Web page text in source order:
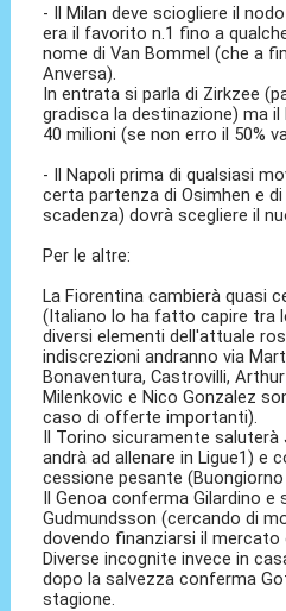
- Il Milan deve sciogliere il
era il favorito n.1 fino a
nome di Van Bommel (che a
Anversa).
In entrata si parla di Zirkzee
gradisca la destinazione) ma
40 milioni (se non erro il 50%
- Il Napoli prima di qualsiasi
certa partenza di Osimhen e
scadenza) dovrà scegliere il
Per le altre:
La Fiorentina cambierà quasi
(Italiano lo ha fatto capire tra
diversi elementi dell'attuale
indiscrezioni andranno via
Bonaventura, Castrovilli,
Milenkovic e Nico Gonzalez
caso di offerte importanti).
Il Torino sicuramente saluterà
andrà ad allenare in Ligue1) e
cessione pesante
Il Genoa conferma Gilardino e
Gudmundsson (cercando di
dovendo finanziarsi il
Diverse incognite invece in
dopo la salvezza conferma
stagione.